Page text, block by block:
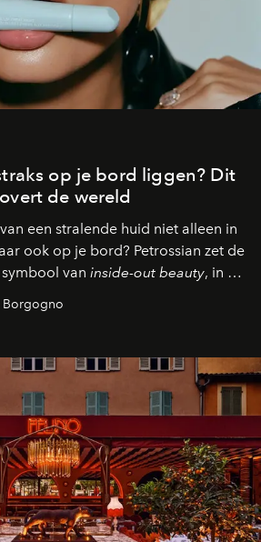
op je bord liggen? Dit
de wereld
een stralende huid niet alleen in
ook op je bord? Petrossian zet de
van inside-out beauty, in de
creaties.
Borgogno